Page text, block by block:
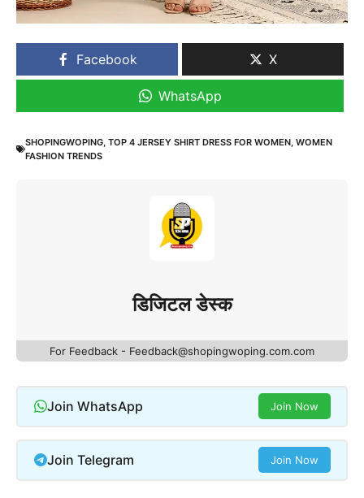
Facebook X
WhatsApp
SHOPINGWOPING TOP 4 JERSEY SHIRT DRESS FOR WOMEN WOMEN
FASHION TRENDS
डिजिटल डेस्क
For Feedback - Feedback@shopingwoping.com.com
Join WhatsApp Join Now
Join Telegram Join Now